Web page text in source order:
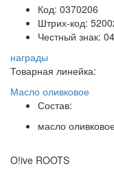
Код: 0370206
Штрих-код:
Честный знак:
награды
Товарная линейка:
Масло оливковое
Состав:
масло
O!ive ROOTS